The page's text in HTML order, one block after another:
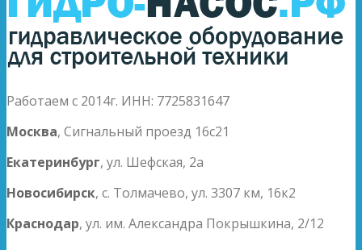
Работаем с 2014г. ИНН: 7725831647
Москва, Сигнальный проезд 16с21
Екатеринбург, ул. Шефская, 2а
Новосибирск, с. Толмачево, ул. 3307 км, 16к2
Краснодар, ул. им. Александра Покрышкина, 2/12